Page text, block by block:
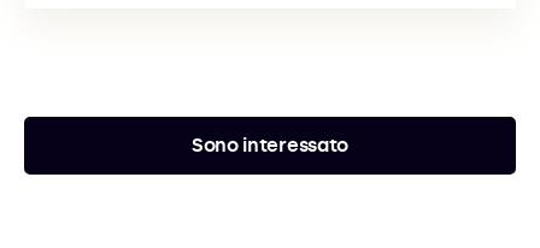
Sono interessato